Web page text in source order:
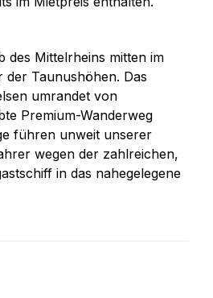
des Mittelrheins mitten im
Taunushöhen. Das
umrandet von
Premium-Wanderweg
führen unweit unserer
wegen der zahlreichen,
in das nahegelegene